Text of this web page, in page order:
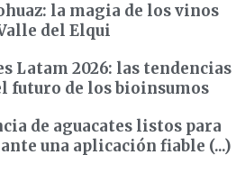
la magia de los vinos
del Elqui
Latam 2026: las tendencias
futuro de los bioinsumos
de aguacates listos para
una aplicación fiable (...)